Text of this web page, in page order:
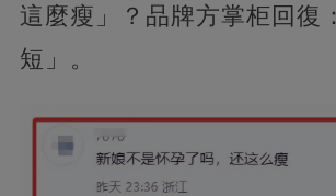
這麼瘦」？品牌方掌柜回復
短」。